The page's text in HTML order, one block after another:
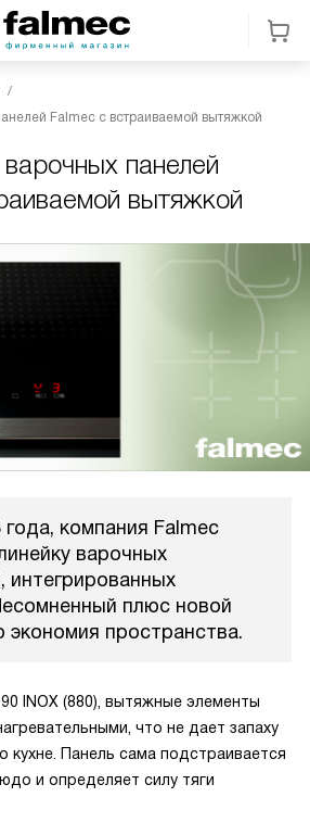
Falmec с встраиваемой вытяжкой
панелей
вытяжкой
года, компания Falmec
варочных
интегрированных
плюс новой
экономия пространства.
INOX (880), вытяжные элементы
что не дает запаху
кухне. Панель сама подстраивается
и определяет силу тяги